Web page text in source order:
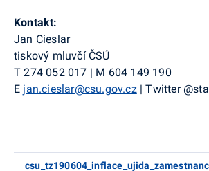
Kontakt:
Jan Cieslar
tiskový mluvčí ČSÚ
T 274 052 017 | M 604 149 190
E jan.cieslar@csu.gov.cz | Twitter@